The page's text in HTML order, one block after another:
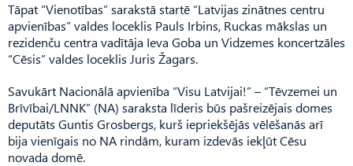
Tāpat “Vienotības” sarakstā startē “Latvijas zinātnes centru
apvienības” valdes loceklis Pauls Irbins, Ruckas mākslas un
rezidenču centra vadītāja Ieva Goba un Vidzemes koncertzāles
“Cēsis” valdes loceklis Juris Žagars.
Savukārt Nacionālā apvienība “Visu Latvijai!” – “Tēvzemei un
Brīvībai/LNNK” (NA) saraksta līderis būs pašreizējais domes
deputāts Guntis Grosbergs, kurš iepriekšējās vēlēšanās arī
bija vienīgais no NA rindām, kuram izdevās iekļūt Cēsu
novada domē.